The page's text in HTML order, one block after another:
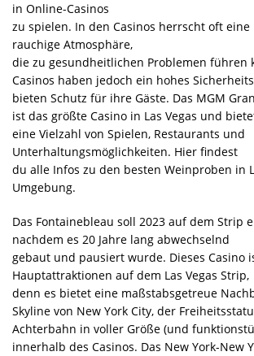
in Online-Casinos
zu spielen. In den Casinos herrscht oft
rauchige Atmosphäre,
die zu gesundheitlichen Problemen führen
Casinos haben jedoch ein hohes
bieten Schutz für ihre Gäste. Das MGM
ist das größte Casino in Las Vegas und
eine Vielzahl von Spielen, Restaurants und
Unterhaltungsmöglichkeiten. Hier findest
du alle Infos zu den besten Weinproben in
Umgebung.
Das Fontainebleau soll 2023 auf dem Strip
nachdem es 20 Jahre lang abwechselnd
gebaut und pausiert wurde. Dieses Casino
Hauptattraktionen auf dem Las Vegas Strip,
denn es bietet eine maßstabsgetreue
Skyline von New York City, der
Achterbahn in voller Größe (und
innerhalb des Casinos. Das New York-New